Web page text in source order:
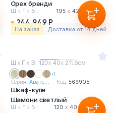
Орех бренди
Ш х Г х В : 195 х 42 203 см
244 949 Р
На заказ Доставка от 14 дней
Ш х Г х В : 120х 40х 211.6см
+1
Серия: Аванс... Код: 569905
Шкаф-купе
Шамони светлый
Ш х Г х В : 120 х 40х 211.6 см